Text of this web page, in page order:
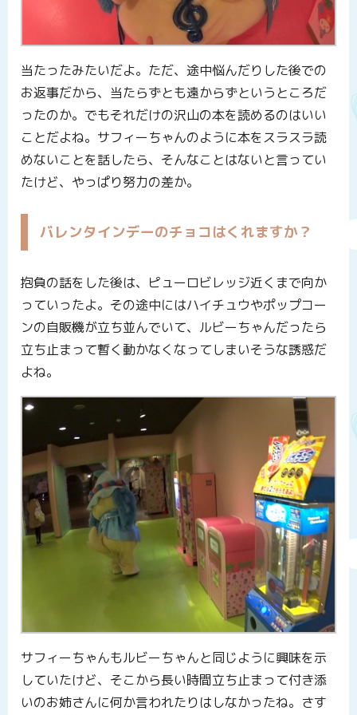
当たったみたいだよ。ただ、途中悩んだりした後での
お返事だから、当たらずとも遠からずというところだ
ったのか。でもそれだけの沢山の本を読めるのはいい
ことだよね。サフィーちゃんのように本をスラスラ読
めないことを話したら、そんなことはないと言ってい
たけど、やっぱり努力の差か。
バレンタインデーのチョコはくれますか？
抱負の話をした後は、ピューロビレッジ近くまで向か
っていったよ。その途中にはハイチュウやポップコー
ンの自販機が立ち並んでいて、ルビーちゃんだったら
立ち止まって暫く動かなくなってしまいそうな誘惑だ
よね。
サフィーちゃんもルビーちゃんと同じように興味を示
していたけど、そこから長い時間立ち止まって付き添
いのお姉さんに何か言われたりはしなかったね。さす